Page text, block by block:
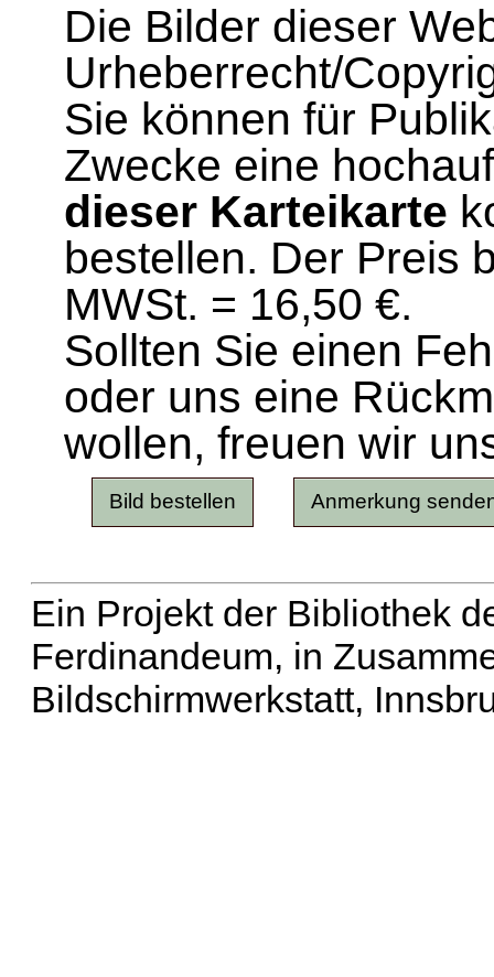
Die Bilder dieser
Urheberrecht/
Sie können für
Zwecke eine
dieser Karteikarte
bestellen. Der Preis
MWSt. = 16,50 €.
Sollten Sie einen
oder uns eine
wollen, freuen wir
Ein Projekt der Bibliothek
Ferdinandeum, in
Bildschirmwerkstatt,